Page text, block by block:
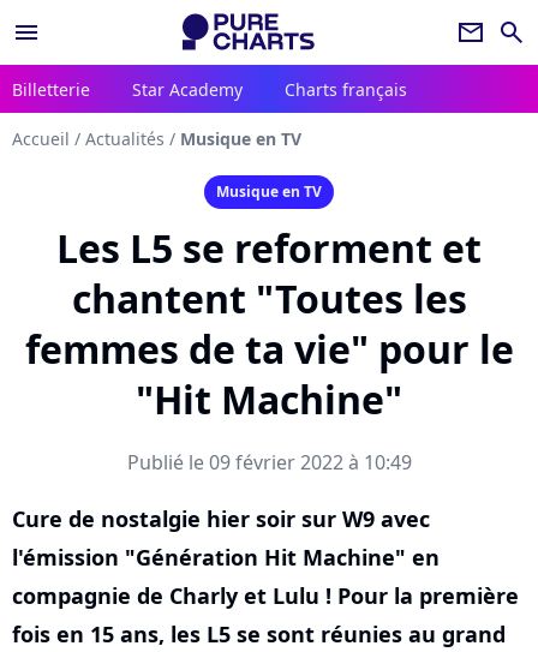
menu newsletter search
Billetterie Star Academy Charts français
Accueil / Actualités / Musique en TV
Musique en TV
Les L5 se reforment et
chantent "Toutes les
femmes de ta vie" pour le
"Hit Machine"
Publié le 09 février 2022 à 10:49
Cure de nostalgie hier soir sur W9 avec
l'émission "Génération Hit Machine" en
compagnie de Charly et Lulu ! Pour la première
fois en 15 ans, les L5 se sont réunies au grand